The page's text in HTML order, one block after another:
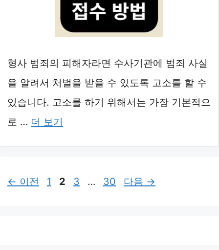
형사 범죄의 피해자라면 수사기관에 범죄 사실
을 알려서 처벌을 받을 수 있도록 고소를 할 수
있습니다. 고소를 하기 위해서는 가장 기본적으
로 … 더 보기
← 이전
페
1
페
2
페
3 …
페
30 다음 →